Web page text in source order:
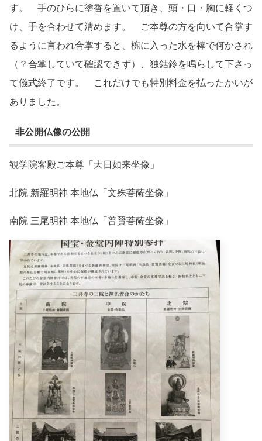
す。 手のひらに塗香を置いて頂き、頭・口・胸に軽くつ
け、手を合わせて清めます。 ご本尊の方を向いて合掌す
るように言われ合掌すると、椀に入った水を棒で何かされ
（？合掌していて確認できず）、独鈷鈴を鳴らして下さっ
て儀式終了です。 これだけでも特別料金を払ったかいが
ありました。
非公開仏像の公開
観学院客殿ご本尊「大日如来坐像」
北院 新羅明神 本地仏「文殊菩薩坐像」
南院 三尾明神 本地仏「普賢菩薩坐像」